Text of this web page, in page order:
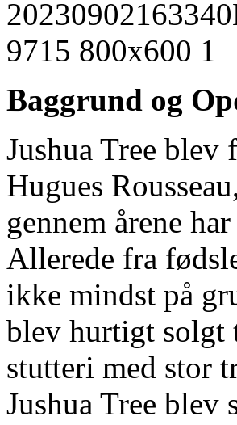
Baggrund og
Jushua Tree
Hugues
gennem årene
Allerede fra
ikke mindst på
blev hurtigt solgt
stutteri med stor
Jushua Tree